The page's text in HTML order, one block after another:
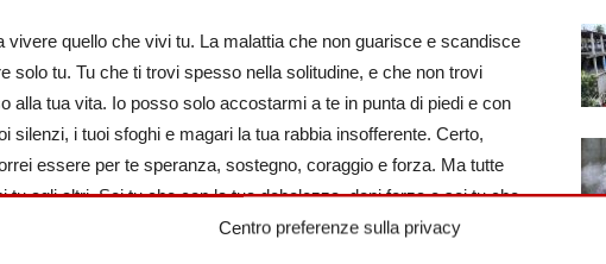
Centro preferenze sulla privacy
vivere quello che vivi tu. La malattia che non guarisce e scandisce
solo tu. Tu che ti trovi spesso nella solitudine, e che non trovi
alla tua vita. Io posso solo accostarmi a te in punta di piedi e con
silenzi, i tuoi sfoghi e magari la tua rabbia insofferente. Certo,
essere per te speranza, sostegno, coraggio e forza. Ma tutte
tu agli altri. Sei tu che con la tua debolezza, doni forza e sei tu che
fiducia a chi ti sta accanto.